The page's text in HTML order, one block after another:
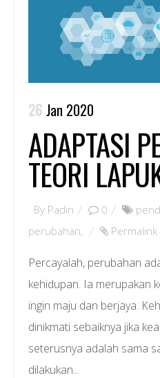
26 Jan 2020
ADAPTASI
TEORI
By Padin 0
perubahan, Permalink
Percayalah, perubahan
kehidupan. Ia merupakan
ingin maju dan berjaya.
dinikmati sebaiknya jika
seterusnya adalah sama
dilakukan...